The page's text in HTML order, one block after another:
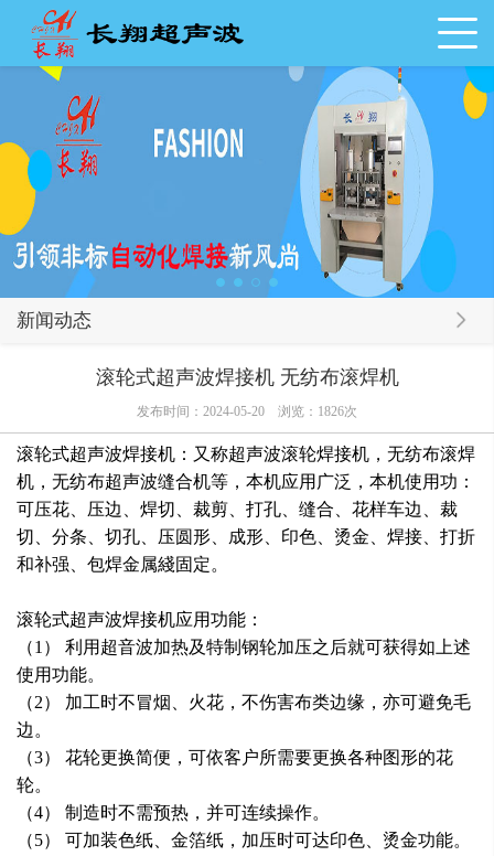
新闻动态
滚轮式超声波焊接机 无纺布滚焊机
发布时间：2024-05-20 浏览：1826次
滚轮式超声波焊接机：又称超声波滚轮焊接机，无纺布滚焊
机，无纺布超声波缝合机等，本机应用广泛，本机使用功：
可压花、压边、焊切、裁剪、打孔、缝合、花样车边、裁
切、分条、切孔、压圆形、成形、印色、烫金、焊接、打折
和补强、包焊金属綫固定。
滚轮式超声波焊接机应用功能：
（1） 利用超音波加热及特制钢轮加压之后就可获得如上述
使用功能。
（2） 加工时不冒烟、火花，不伤害布类边缘，亦可避免毛
边。
（3） 花轮更换简便，可依客户所需要更换各种图形的花
轮。
（4） 制造时不需预热，并可连续操作。
（5） 可加装色纸、金箔纸，加压时可达印色、烫金功能。